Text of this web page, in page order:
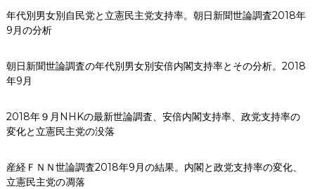
年代別男女別自民党と立憲民主党支持率。朝日新聞世論調査2018年
9月の分析
朝日新聞世論調査の年代別男女別安倍内閣支持率とその分析。2018
年9月
2018年９月NHKの最新世論調査、安倍内閣支持率、政党支持率の
変化と立憲民主党の没落
産経ＦＮＮ世論調査2018年9月の結果。内閣と政党支持率の変化、
立憲民主党の凋落